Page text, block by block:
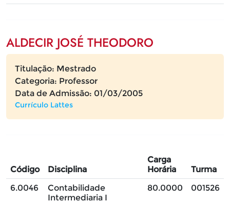
ALDECIR JOSÉ THEODORO
Titulação: Mestrado
Categoria: Professor
Data de Admissão: 01/03/2005
Currículo Lattes
Código Disciplina
Carga
Horária
Turma
6.0046
Contabilidade
Intermediaria I
80.0000 001526